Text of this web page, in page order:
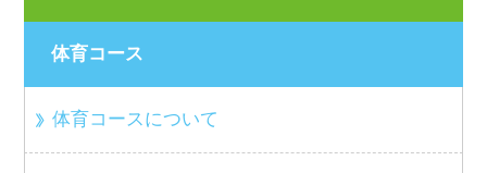
体育コース
体育コースについて